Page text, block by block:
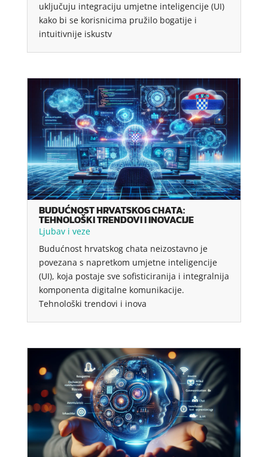
uključuju integraciju umjetne inteligencije (UI)
kako bi se korisnicima pružilo bogatije i
intuitivnije iskustv
BUDUĆNOST HRVATSKOG CHATA:
TEHNOLOŠKI TRENDOVI I INOVACIJE
Ljubav i veze
Budućnost hrvatskog chata neizostavno je
povezana s napretkom umjetne inteligencije
(UI), koja postaje sve sofisticiranija i integralnija
komponenta digitalne komunikacije.
Tehnološki trendovi i inova